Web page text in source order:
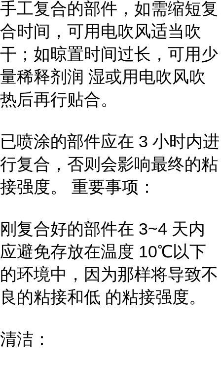
手工复合的部件，如需缩短复
合时间，可用电吹风适当吹
干；如晾置时间过长，可用少
量稀释剂润 湿或用电吹风吹
热后再行贴合。
已喷涂的部件应在 3 小时内进
行复合，否则会影响最终的粘
接强度。 重要事项：
刚复合好的部件在 3~4 天内
应避免存放在温度 10℃以下
的环境中，因为那样将导致不
良的粘接和低 的粘接强度。
清洁：